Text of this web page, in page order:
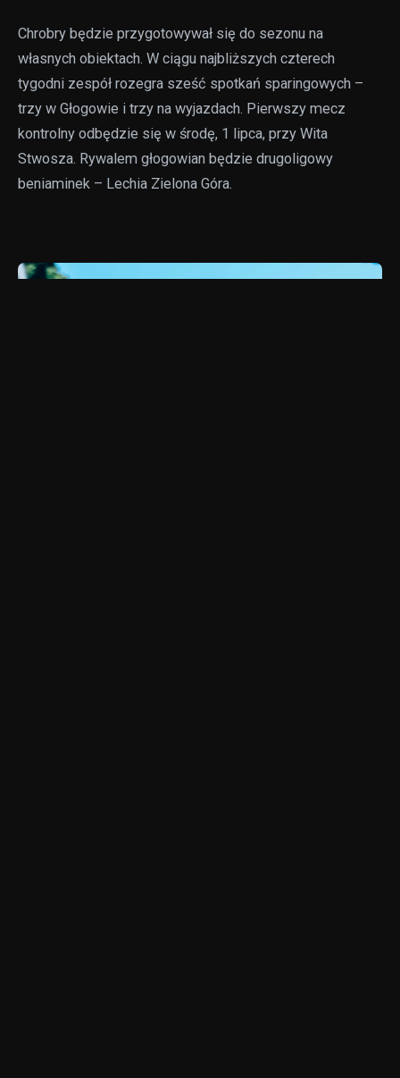
Chrobry będzie przygotowywał się do sezonu na
własnych obiektach. W ciągu najbliższych czterech
tygodni zespół rozegra sześć spotkań sparingowych –
trzy w Głogowie i trzy na wyjazdach. Pierwszy mecz
kontrolny odbędzie się w środę, 1 lipca, przy Wita
Stwosza. Rywalem głogowian będzie drugoligowy
beniaminek – Lechia Zielona Góra.